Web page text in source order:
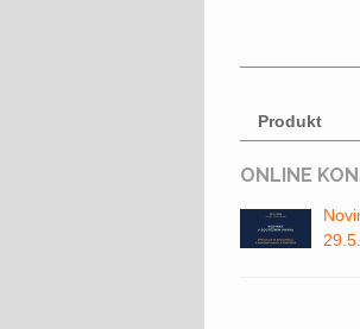
Produkt
ONLINE